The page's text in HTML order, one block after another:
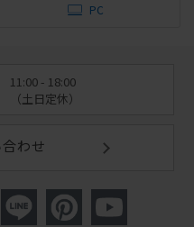
PC
11:00 - 18:00
（土日定休）
わせ